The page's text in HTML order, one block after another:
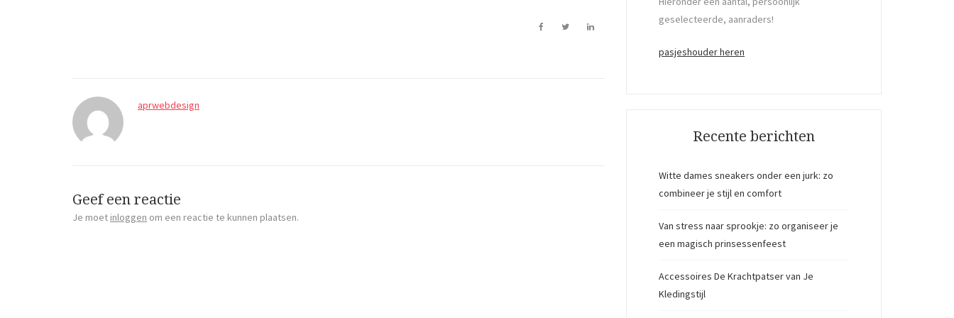
aprwebdesign
Geef een reactie
Je moet inloggen om een reactie te kunnen plaatsen.
geselecteerde, aanraders!
pasjeshouder heren
Recente berichten
Witte dames sneakers onder een jurk: zo
combineer je stijl en comfort
Van stress naar sprookje: zo organiseer je
een magisch prinsessenfeest
Accessoires De Krachtpatser van Je
Kledingstijl